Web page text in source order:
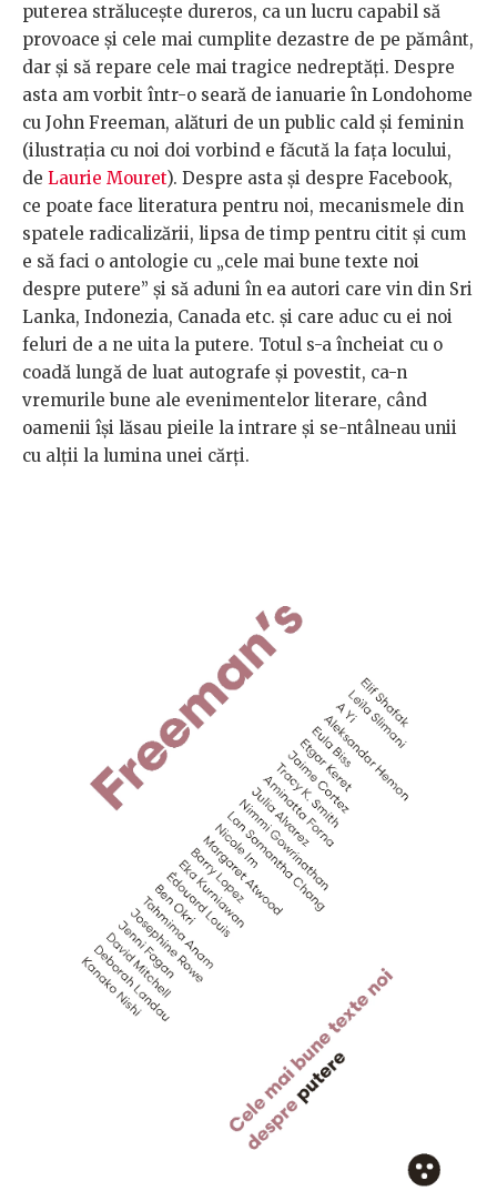
puterea strălucește dureros, ca un lucru capabil să
provoace și cele mai cumplite dezastre de pe pământ,
dar și să repare cele mai tragice nedreptăți. Despre
asta am vorbit într-o seară de ianuarie în Londohome
cu John Freeman, alături de un public cald și feminin
(ilustrația cu noi doi vorbind e făcută la fața locului,
de Laurie Mouret). Despre asta și despre Facebook,
ce poate face literatura pentru noi, mecanismele din
spatele radicalizării, lipsa de timp pentru citit și cum
e să faci o antologie cu „cele mai bune texte noi
despre putere” și să aduni în ea autori care vin din Sri
Lanka, Indonezia, Canada etc. și care aduc cu ei noi
feluri de a ne uita la putere. Totul s-a încheiat cu o
coadă lungă de luat autografe și povestit, ca-n
vremurile bune ale evenimentelor literare, când
oamenii își lăsau pieile la intrare și se-ntâlneau unii
cu alții la lumina unei cărți.